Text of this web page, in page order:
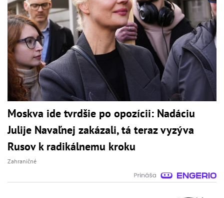
Moskva ide tvrdšie po opozícii: Nadáciu
Julije Navaľnej zakázali, tá teraz vyzýva
Rusov k radikálnemu kroku
Zahraničné